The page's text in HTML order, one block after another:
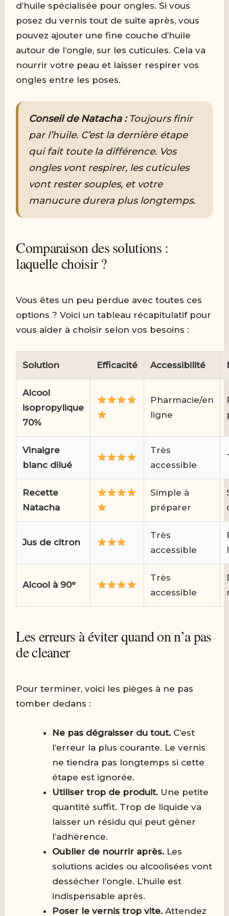
d’huile spécialisée pour ongles. Si vous
posez du vernis tout de suite après, vous
pouvez ajouter une fine couche d’huile
autour de l’ongle, sur les cuticules. Cela va
nourrir votre peau et laisser respirer vos
ongles entre les poses.
Conseil de Natacha :Toujours finir
par l’huile. C’est la dernière étape
qui fait toute la différence. Vos
ongles vont respirer, les cuticules
vont rester souples, et votre
manucure durera plus longtemps.
Comparaison des solutions :
laquelle choisir ?
Vous êtes un peu perdue avec toutes ces
options ? Voici un tableau récapitulatif pour
vous aider à choisir selon vos besoins :
Solution Efficacité Accessibilité
Alcool
isopropylique
70%
Pharmacie/en
ligne
Vinaigre
blanc dilué
Très
accessible
Recette
Natacha
Simple à
préparer
Jus de citron
Très
accessible
Alcool à 90°
Très
accessible
Les erreurs à éviter quand on n’a pas
de cleaner
Pour terminer, voici les pièges à ne pas
tomber dedans :
Ne pas dégraisser du tout. C’est
l’erreur la plus courante. Le vernis
ne tiendra pas longtemps si cette
étape est ignorée.
Utiliser trop de produit. Une petite
quantité suffit. Trop de liquide va
laisser un résidu qui peut gêner
l’adhérence.
Oublier de nourrir après. Les
solutions acides ou alcoolisées vont
dessécher l’ongle. L’huile est
indispensable après.
Poser le vernis trop vite. Attendez